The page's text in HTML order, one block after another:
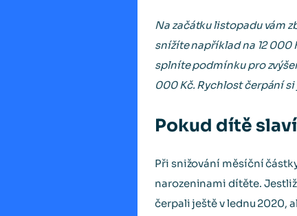
Na začátku listopadu vám
snížíte například na 12 000
splníte podmínku pro
000 Kč. Rychlost čerpání
Pokud dítě
Při snižování měsíční
narozeninami dítěte.
čerpali ještě v lednu 2020,